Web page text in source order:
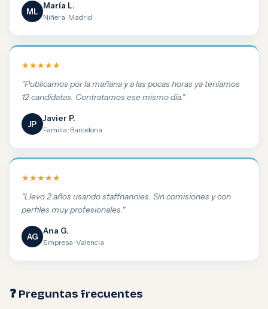
ML
María L.
Niñera · Madrid
★★★★★
"Publicamos por la mañana y a las pocas horas ya teníamos
12 candidatas. Contratamos ese mismo día."
JP
Javier P.
Familia · Barcelona
★★★★★
"Llevo 2 años usando staffnannies. Sin comisiones y con
perfiles muy profesionales."
AG
Ana G.
Empresa · Valencia
❓ Preguntas frecuentes